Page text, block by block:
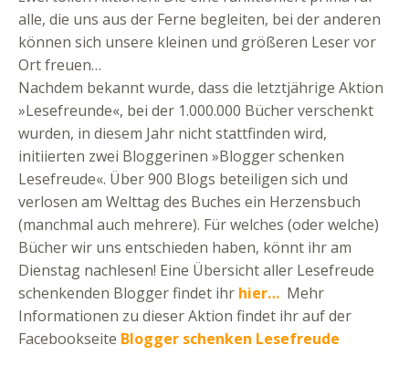
alle, die uns aus der Ferne begleiten, bei der anderen
können sich unsere kleinen und größeren Leser vor
Ort freuen…
Nachdem bekannt wurde, dass die letztjährige Aktion
»Lesefreunde«, bei der 1.000.000 Bücher verschenkt
wurden, in diesem Jahr nicht stattfinden wird,
initiierten zwei Bloggerinen »Blogger schenken
Lesefreude«. Über 900 Blogs beteiligen sich und
verlosen am Welttag des Buches ein Herzensbuch
(manchmal auch mehrere). Für welches (oder welche)
Bücher wir uns entschieden haben, könnt ihr am
Dienstag nachlesen! Eine Übersicht aller Lesefreude
schenkenden Blogger findet ihr hier… Mehr
Informationen zu dieser Aktion findet ihr auf der
Facebookseite Blogger schenken Lesefreude